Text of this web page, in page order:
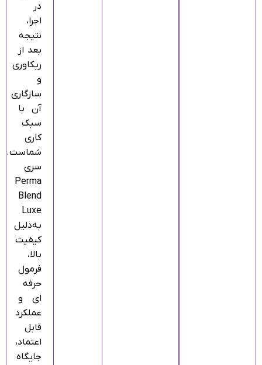
در
اجرا،
نتیجه
بعد از
ریکاوری
و
سازگاری
آن با
سبک
کاری
شماست.
سری
Perma
Blend
Luxe
به‌دلیل
کیفیت
بالا،
فرمول
حرفه‌
ای و
عملکرد
قابل‌
اعتماد،
جایگاه